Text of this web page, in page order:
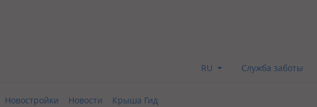
RU Служба заботы
Новостройки Новости Крыша Гид